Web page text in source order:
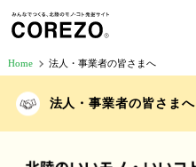
Home 法人・事業者の皆さまへ
法人・事業者の皆さまへ